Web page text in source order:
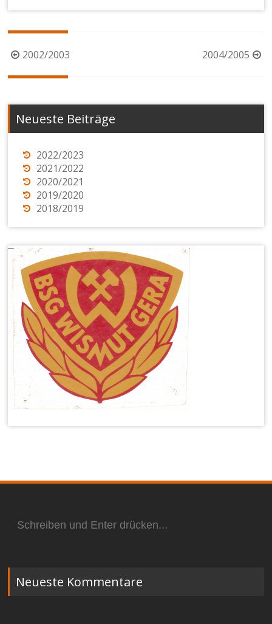
Beitragsnavigation
2002/2003 2004/2005
Neueste Beiträge
2022/2023
2021/2022
2020/2021
2019/2020
2018/2019
nach:
Neueste Kommentare